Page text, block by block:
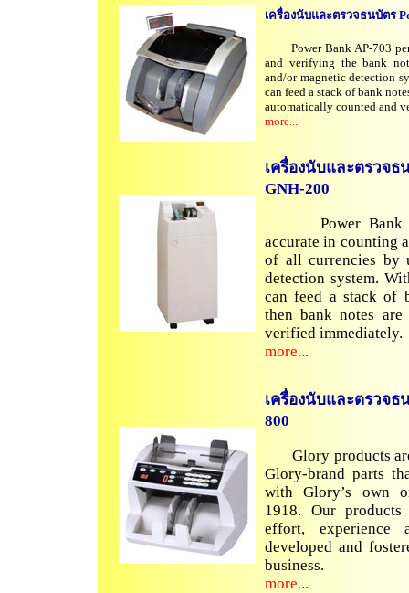
เครื่องนับและตรวจธนบัตร
Power Bank AP-703
and verifying the bank
and/or magnetic detection
can feed a stack of bank
automatically counted and
more...
เครื่องนับและตรวจธ
GNH-200
Power Bank
accurate in counting
of all currencies by
detection system.
can feed a stack of
then bank notes are
verified immediately.
more...
เครื่องนับและตรวจธ
800
Glory products
Glory-brand parts
with Glory’s own
1918. Our
effort, experience
developed and
business.
more...